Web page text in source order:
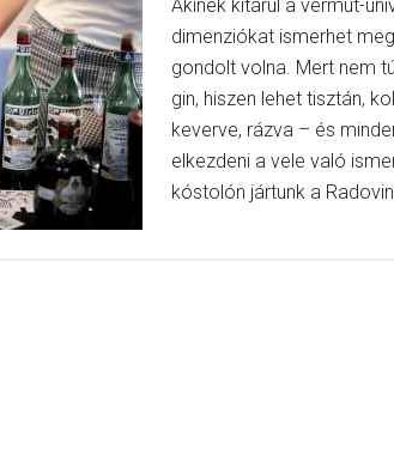
Akinek kitárul a vermut-
dimenziókat ismerhet
gondolt volna. Mert nem
gin, hiszen lehet tisztán,
keverve, rázva – és
elkezdeni a vele való
kóstolón jártunk a